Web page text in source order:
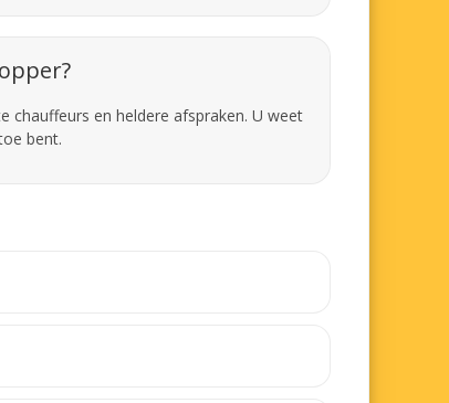
chauffeurs en heldere afspraken. U weet
bent.